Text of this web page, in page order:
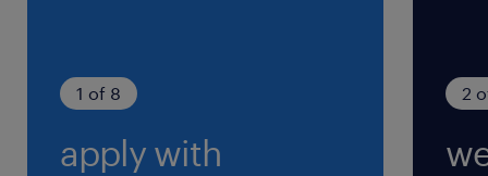
※【シフト制】勤務時間は4パターン
残業
1 of 8
apply with
2